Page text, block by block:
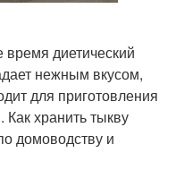
диетический
нежным вкусом,
для приготовления
хранить тыкву
домоводству и